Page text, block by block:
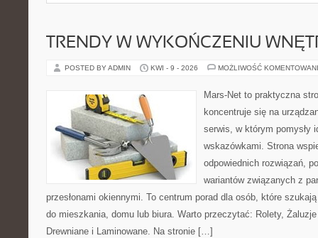
TRENDY W WYKOŃCZENIU
POSTED BY ADMIN KWI - 9 - 2026 MOŻLIWOŚĆ
Mars-Net to praktyczna
koncentruje się na
serwis, w którym pomysły
wskazówkami. Strona
odpowiednich rozwiązań,
wariantów związanych z
przesłonami okiennymi. To centrum porad dla osób, które
do mieszkania, domu lub biura. Warto przeczytać: Rolety, Żaluzje
Drewniane i Laminowane. Na stronie […]